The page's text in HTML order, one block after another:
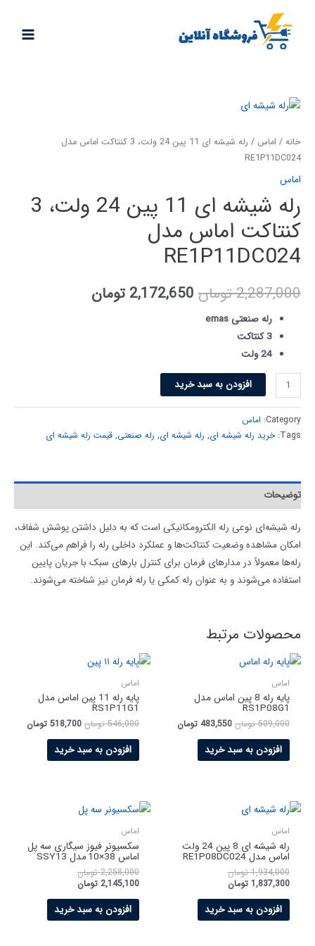
خانه / اماس
/ رله شیشه ای 11 پين 24 ولت، 3 كنتاكت اماس مدل
RE1P11DC024
اماس
رله شیشه ای 11 پين 24 ولت، 3
كنتاكت اماس مدل
RE1P11DC024
2,287,000تومان 2,172,650 تومان
رله صنعتی emas
3 کنتاکت
24 ولت
افزودن به سبد خرید
Category: اماس
Tags: خرید رله شیشه ای, رله شیشه ای, رله صنعتی, قیمت رله شیشه ای
توضیحات
رله شیشه‌ای نوعی رله الکترومکانیکی است که به دلیل داشتن پوشش شفاف،
امکان مشاهده وضعیت کنتاکت‌ها و عملکرد داخلی رله را فراهم می‌کند. این
رله‌ها معمولاً در مدارهای فرمان برای کنترل بارهای سبک با جریان پایین
استفاده می‌شوند و به عنوان رله کمکی یا رله فرمان نیز شناخته می‌شوند.
محصولات مرتبط
اماس
پایه رله 8 پين اماس مدل
RS1P08G1
509,000 تومان 483,550 تومان
افزودن به سبد خرید
اماس
پایه رله 11 پين اماس مدل
RS1P11G1
546,000 تومان 518,700 تومان
افزودن به سبد خرید
اماس
رله شیشه ای 8 پين 24 ولت
اماس مدل RE1P08DC024
1,934,000 تومان
1,837,300 تومان
افزودن به سبد خرید
اماس
سکسیونر فیوز سیگاری سه پل
اماس 38×10 مدل SSY13
2,258,000 تومان
2,145,100 تومان
افزودن به سبد خرید